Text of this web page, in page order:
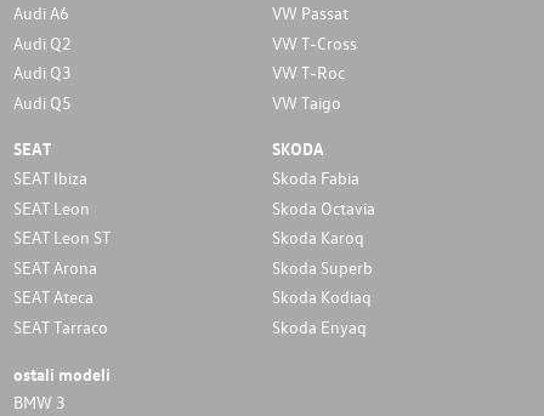
Audi A6
Audi Q2
Audi Q3
Audi Q5
VW Passat
VW T-Cross
VW T-Roc
VW Taigo
SEAT
SEAT Ibiza
SEAT Leon
SEAT Leon ST
SEAT Arona
SEAT Ateca
SEAT Tarraco
SKODA
Skoda Fabia
Skoda Octavia
Skoda Karoq
Skoda Superb
Skoda Kodiaq
Skoda Enyaq
ostali modeli
BMW 3